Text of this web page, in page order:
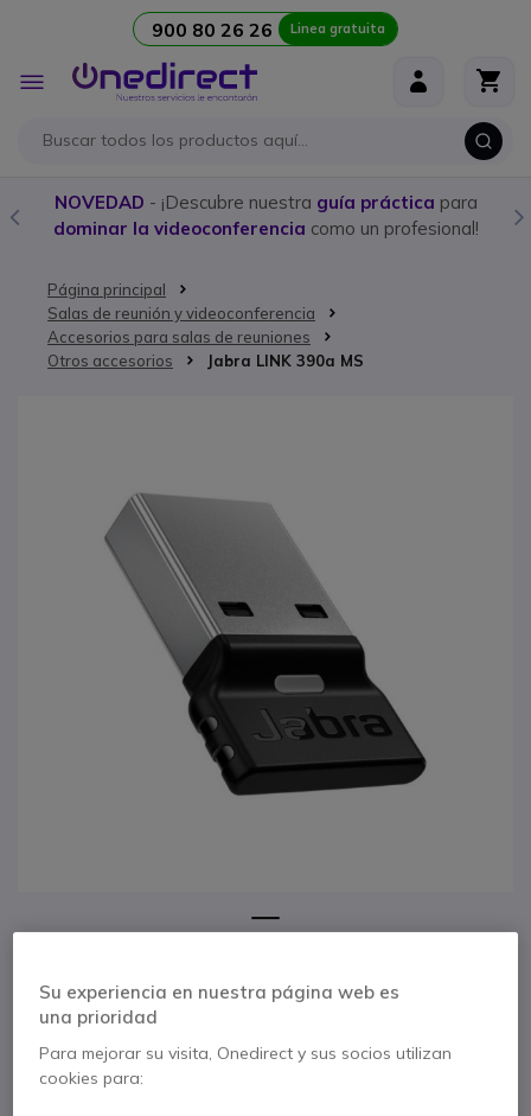
900 80 26 26 Linea gratuita
Toggle
Nav
NOVEDAD - ¡Descubre nuestra guía práctica para
dominar la videoconferencia como un profesional!
Página principal
Salas de reunión y videoconferencia
Accesorios para salas de reuniones
Otros accesorios
Jabra LINK 390a MS
Ref. del producto: GN390AMA // Ref. fabricante: 14208-43
certificación Microsoft Teams diseñado para
proporcionar una conexión estable entre tu PC y
Su experiencia en nuestra página web es
una prioridad
Para mejorar su visita, Onedirect y sus socios utilizan
cookies para: